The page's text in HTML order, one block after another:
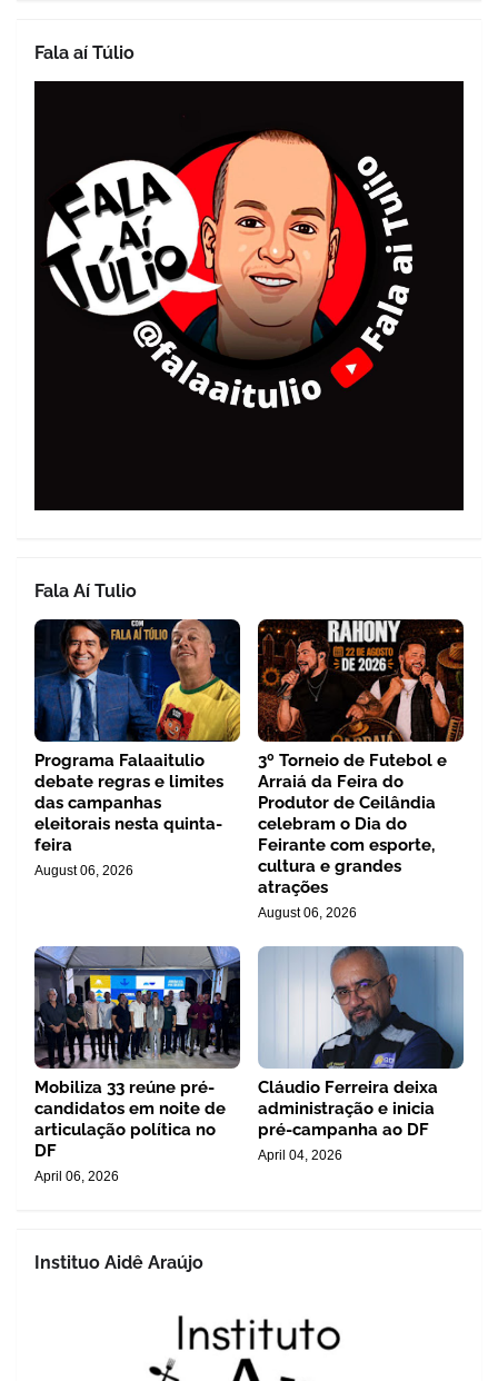
Fala aí Túlio
Fala Aí Tulio
Programa Falaaitulio
debate regras e limites
das campanhas
eleitorais nesta quinta-
feira
August 06, 2026
3º Torneio de Futebol e
Arraiá da Feira do
Produtor de Ceilândia
celebram o Dia do
Feirante com esporte,
cultura e grandes
atrações
August 06, 2026
Mobiliza 33 reúne pré-
candidatos em noite de
articulação política no
DF
April 06, 2026
Cláudio Ferreira deixa
administração e inicia
pré-campanha ao DF
April 04, 2026
Instituo Aidê Araújo